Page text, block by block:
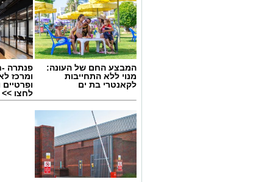
גיוס
המבצע החם של העונה:
מנוי ללא התחייבות
לקאנטרי בת ים
פנתרה
ומרכז
לחצו >>